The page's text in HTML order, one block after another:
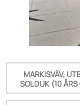
MARKISVÄV,
SOLDUK (10 ÅRS